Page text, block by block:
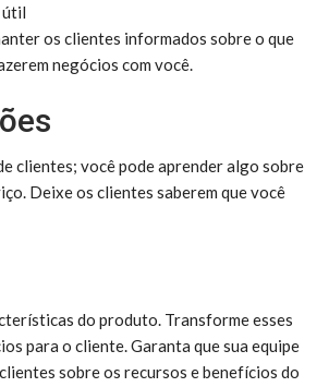
útil
os clientes informados sobre o que
negócios com você.
clientes; você pode aprender algo sobre
Deixe os clientes saberem que você
do produto. Transforme esses
para o cliente. Garanta que sua equipe
sobre os recursos e benefícios do